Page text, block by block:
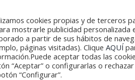
donde coinciden múltiples
cookies propias y de terceros
mostrarle publicidad personalizada
a partir de sus hábitos de
páginas visitadas). Clique AQUÍ
aceptar todas las
“Aceptar” o configurarlas o
“Configurar”.